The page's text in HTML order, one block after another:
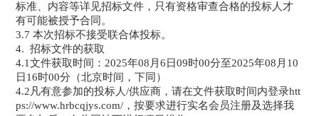
标准、内容等详见招标文件，只有资格审查合格的投标人才
有可能被授予合同。
3.7 本次招标不接受联合体投标。
4. 招标文件的获取
4.1文件获取时间：2025年08月6日09时00分至2025年08月10
日16时00分（北京时间，下同）
4.2凡有意参加的投标人/供应商，请在文件获取时间内登录htt
ps://www.hrbcqjys.com/，按要求进行实名会员注册及选择我